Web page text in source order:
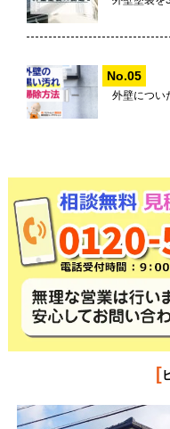
外壁につい
[